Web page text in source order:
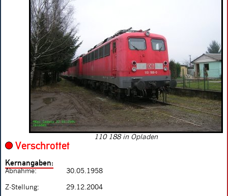
110 188 in Opladen
Verschrottet
Kernangaben:
Abnahme: 30.05.1958
Z-Stellung: 29.12.2004